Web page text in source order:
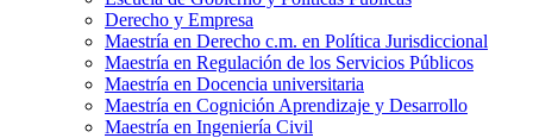
Derecho y Empresa
Maestría en Derecho c.m. en Política Jurisdiccional
Maestría en Regulación de los Servicios Públicos
Maestría en Docencia universitaria
Maestría en Cognición Aprendizaje y Desarrollo
Maestría en Ingeniería Civil